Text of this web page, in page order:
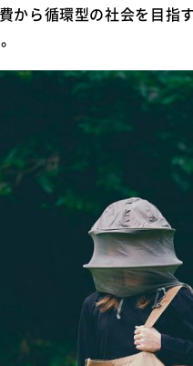
から循環型の社会を目指